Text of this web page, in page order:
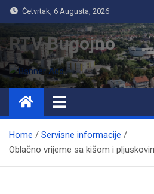
Četvrtak, 6 Augusta, 2026
RTV Bugojno
Home
Servisne informacije
Oblačno vrijeme sa kišom i